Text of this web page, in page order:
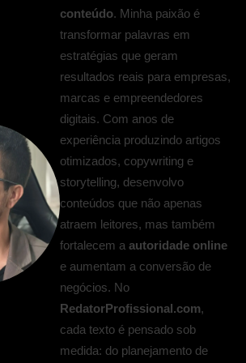
conteúdo. Minha paixão é
transformar palavras em
estratégias que geram
resultados reais para empresas,
marcas e empreendedores
digitais. Com anos de
experiência produzindo artigos
otimizados, copywriting e
storytelling, desenvolvo
conteúdos que não apenas
atraem leitores, mas também
fortalecem aautoridade online
e aumentam a conversão de
negócios. No
RedatorProfissional.com,
cada texto é pensado sob
medida: do planejamento de